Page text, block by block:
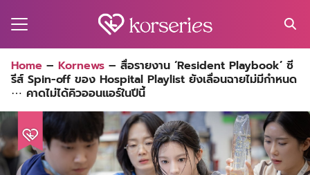
for:
Home – Kornews – สื่อรายงาน ‘Resident Playbook’ ซี
รีส์ Spin-off ของ Hospital Playlist ยังเลื่อนฉายไม่มีกำหนด
⋯ คาดไม่ได้คิวออนแอร์ในปีนี้